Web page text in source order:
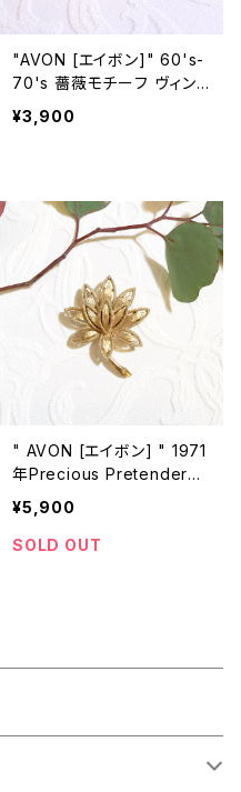
"AVON [エイボン]" 60's-
70's 薔薇モチーフ ヴィン
テージピンブローチ [BV-2
24]
¥3,900
" AVON [エイボン] " 1971
年Precious Pretenderシ
リーズ ヴィンテージブロー
チ [BV-66]
¥5,900
SOLD OUT